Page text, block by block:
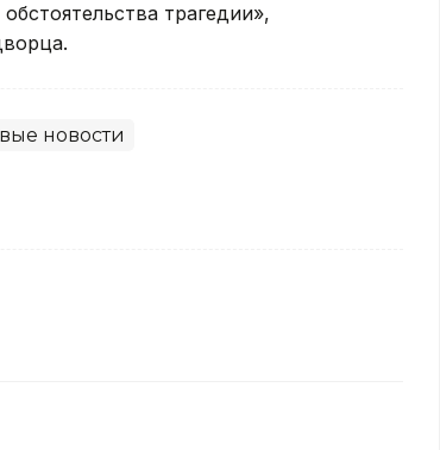
трагедии»,
новости